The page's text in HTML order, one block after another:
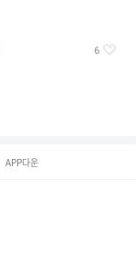
6
APP다운